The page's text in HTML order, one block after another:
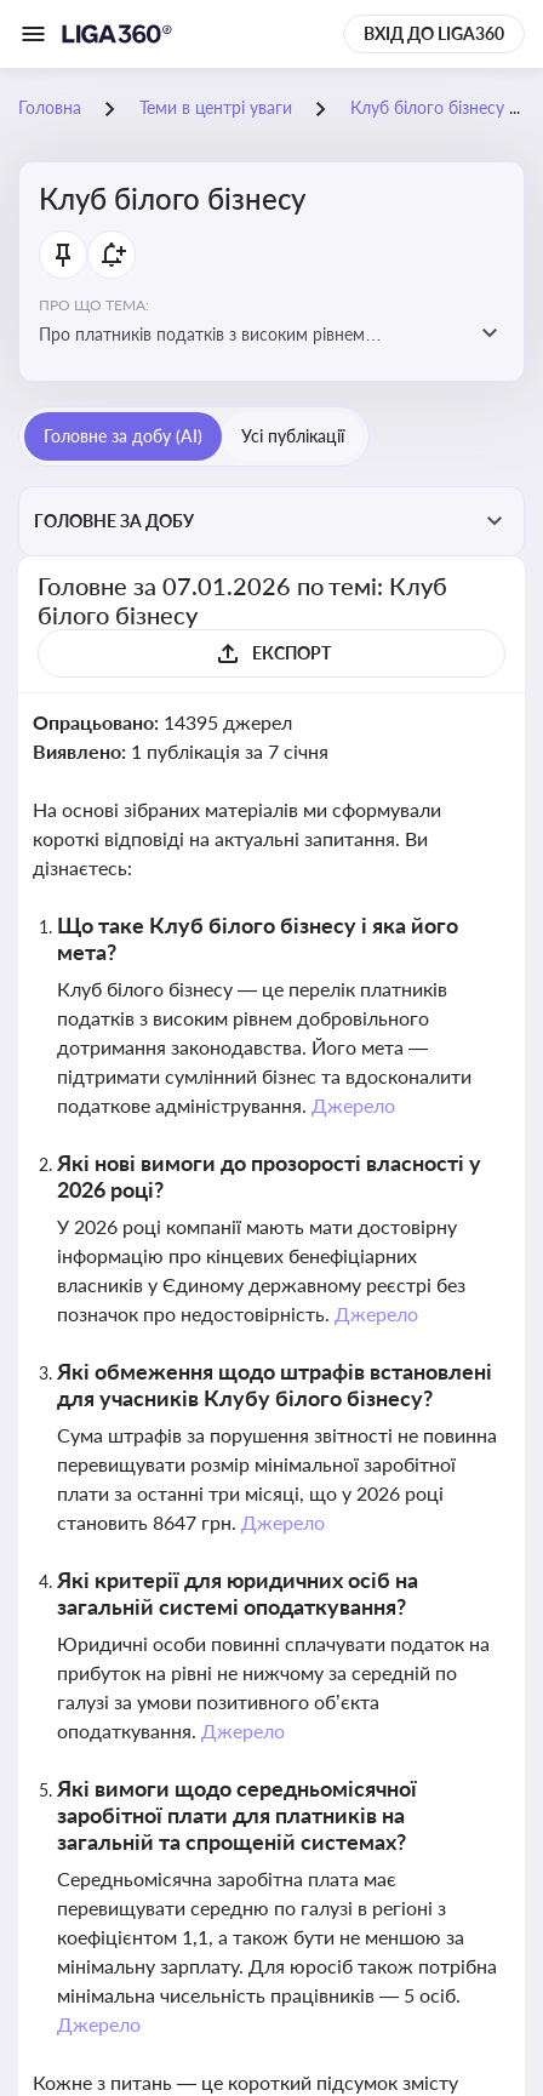
ВХІД ДО LIGA360
Головна Теми в центрі уваги Клуб білого бізнесу
Клуб білого бізнесу
ПРО ЩО ТЕМА:
Про платників податків з високим рівнем
Головне за добу (AI) Усі публікації
ГОЛОВНЕ ЗА ДОБУ
Головне за 07.01.2026 по темі: Клуб
білого бізнесу
ЕКСПОРТ
Опрацьовано: 14395 джерел
Виявлено: 1 публікація за 7 січня
На основі зібраних матеріалів ми сформували
короткі відповіді на актуальні запитання. Ви
дізнаєтесь:
Що таке Клуб білого бізнесу і яка його
мета?
Клуб білого бізнесу — це перелік платників
податків з високим рівнем добровільного
дотримання законодавства. Його мета —
підтримати сумлінний бізнес та вдосконалити
податкове адміністрування. Джерело
Які нові вимоги до прозорості власності у
2026 році?
У 2026 році компанії мають мати достовірну
інформацію про кінцевих бенефіціарних
власників у Єдиному державному реєстрі без
позначок про недостовірність. Джерело
Які обмеження щодо штрафів встановлені
для учасників Клубу білого бізнесу?
Сума штрафів за порушення звітності не повинна
перевищувати розмір мінімальної заробітної
плати за останні три місяці, що у 2026 році
становить 8647 грн. Джерело
Які критерії для юридичних осіб на
загальній системі оподаткування?
Юридичні особи повинні сплачувати податок на
прибуток на рівні не нижчому за середній по
галузі за умови позитивного об’єкта
оподаткування. Джерело
Які вимоги щодо середньомісячної
заробітної плати для платників на
загальній та спрощеній системах?
Середньомісячна заробітна плата має
перевищувати середню по галузі в регіоні з
коефіцієнтом 1,1, а також бути не меншою за
мінімальну зарплату. Для юросіб також потрібна
мінімальна чисельність працівників — 5 осіб.
Джерело
Кожне з питань — це короткий підсумок змісту